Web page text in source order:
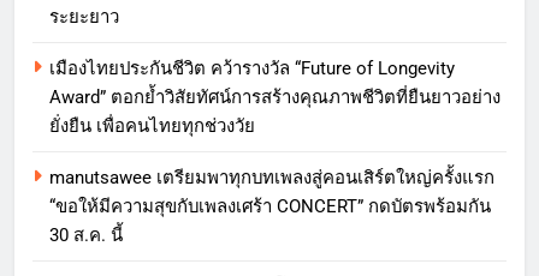
ระยะยาว
เมืองไทยประกันชีวิต คว้ารางวัล “Future of Longevity
Award” ตอกย้ำวิสัยทัศน์การสร้างคุณภาพชีวิตที่ยืนยาวอย่าง
ยั่งยืน เพื่อคนไทยทุกช่วงวัย
manutsawee เตรียมพาทุกบทเพลงสู่คอนเสิร์ตใหญ่ครั้งแรก
“ขอให้มีความสุขกับเพลงเศร้า CONCERT” กดบัตรพร้อมกัน
30 ส.ค. นี้